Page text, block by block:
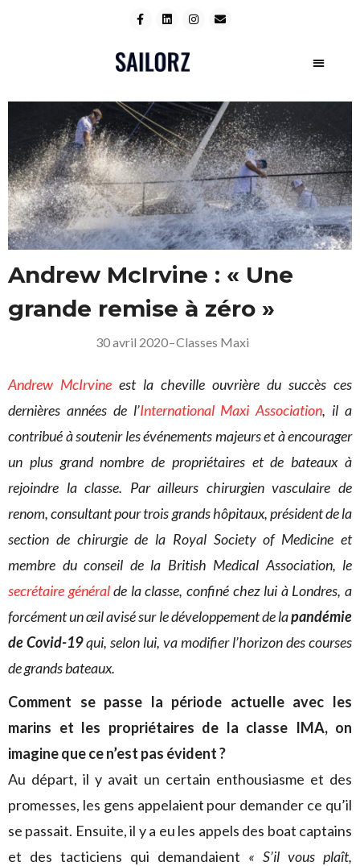
Andrew McIrvine : « Une
grande remise à zéro »
30 avril 2020–Classes Maxi
Andrew McIrvine est la cheville ouvrière du succès ces
dernières années de l’International Maxi Association, il a
contribué à soutenir les événements majeurs et à encourager
un plus grand nombre de propriétaires et de bateaux à
rejoindre la classe. Par ailleurs chirurgien vasculaire de
renom, consultant pour trois grands hôpitaux, président de la
section de chirurgie de la Royal Society of Medicine et
membre du conseil de la British Medical Association, le
secrétaire généralde la classe, confiné chez lui à Londres, a
forcément un œil avisé sur le développement de lapandémie
de Covid-19qui, selon lui, va modifier l’horizon des courses
de grands bateaux.
Comment se passe la période actuelle avec les
marins et les propriétaires de la classe IMA, on
imagine que ce n’est pas évident ?
Au départ, il y avait un certain enthousiasme et des
promesses, les gens appelaient pour demander ce qu’il
se passait. Ensuite, il y a eu les appels des boat captains
et des tacticiens qui demandaient « S’il vous plaît,